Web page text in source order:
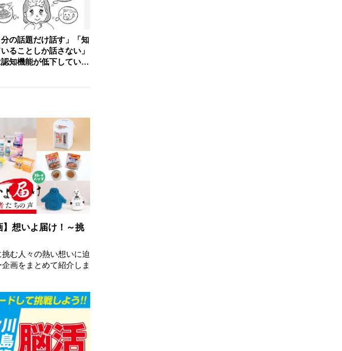
分の話題だけ話す」「知
ることしか話さない」
認知機能が低下している
】想いよ届け！～挑
む人々の熱い想いに迫
画をまとめて紹介しま